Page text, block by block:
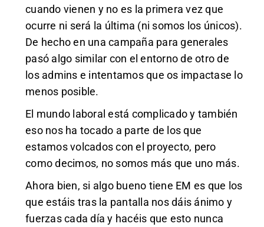
cuando vienen y no es la primera vez que
ocurre ni será la última (ni somos los únicos).
De hecho en una campaña para generales
pasó algo similar con el entorno de otro de
los admins e intentamos que os impactase lo
menos posible.
El mundo laboral está complicado y también
eso nos ha tocado a parte de los que
estamos volcados con el proyecto, pero
como decimos, no somos más que uno más.
Ahora bien, si algo bueno tiene EM es que los
que estáis tras la pantalla nos dáis ánimo y
fuerzas cada día y hacéis que esto nunca